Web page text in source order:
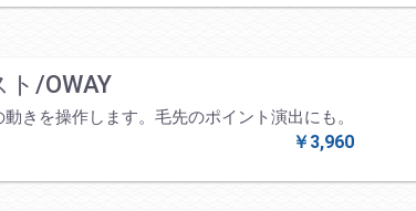
/OWAY
きを操作します。毛先のポイント演出にも。
￥3,960